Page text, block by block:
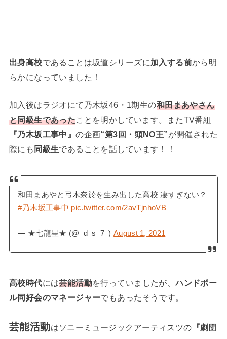
出身高校であることは坂道シリーズに加入する前から明
らかになっていました！
加入後はラジオにて乃木坂46・1期生の和田まあやさん
と同級生であったことを明かしています。またTV番組
『乃木坂工事中』の企画“第3回・頭NO王”が開催された
際にも 同級生であることを話しています！！
和田まあやと弓木奈於を生み出した高校 凄すぎない？
#乃木坂工事中 pic.twitter.com/2avTjnhoVB
— ★七龍星★ (@_d_s_7_)August 1, 2021
高校時代には芸能活動を行っていましたが、ハンドボー
ル同好会のマネージャーでもあったそうです。
芸能活動はソニーミュージックアーティスツの 『劇団